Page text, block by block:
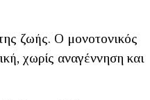
ζωής. Ο μονοτονικός
χωρίς αναγέννηση και